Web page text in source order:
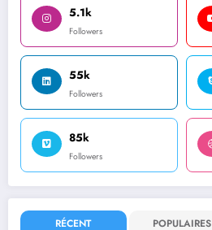
5.1k
Followers
55k
Followers
85k
Followers
RÉCENT POPULAIRES